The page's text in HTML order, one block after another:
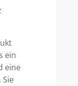
ein
eine